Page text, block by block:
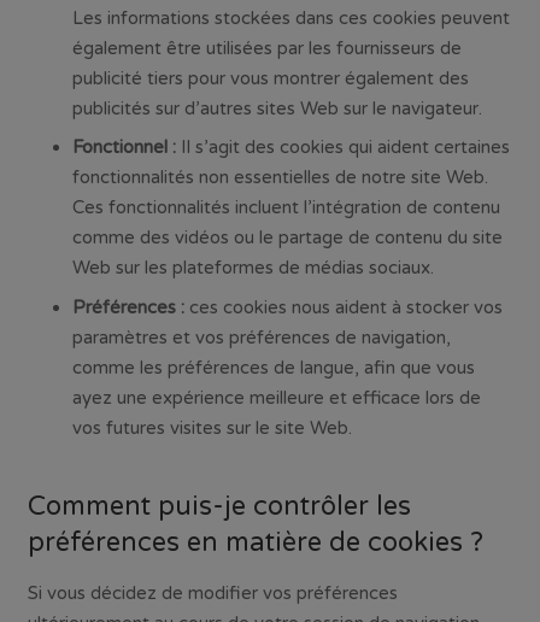
Les informations stockées dans ces cookies peuvent
également être utilisées par les fournisseurs de
publicité tiers pour vous montrer également des
publicités sur d’autres sites Web sur le navigateur.
Fonctionnel : Il s’agit des cookies qui aident certaines
fonctionnalités non essentielles de notre site Web.
Ces fonctionnalités incluent l’intégration de contenu
comme des vidéos ou le partage de contenu du site
Web sur les plateformes de médias sociaux.
Préférences : ces cookies nous aident à stocker vos
paramètres et vos préférences de navigation,
comme les préférences de langue, afin que vous
ayez une expérience meilleure et efficace lors de
vos futures visites sur le site Web.
Comment puis-je contrôler les
préférences en matière de cookies ?
Si vous décidez de modifier vos préférences